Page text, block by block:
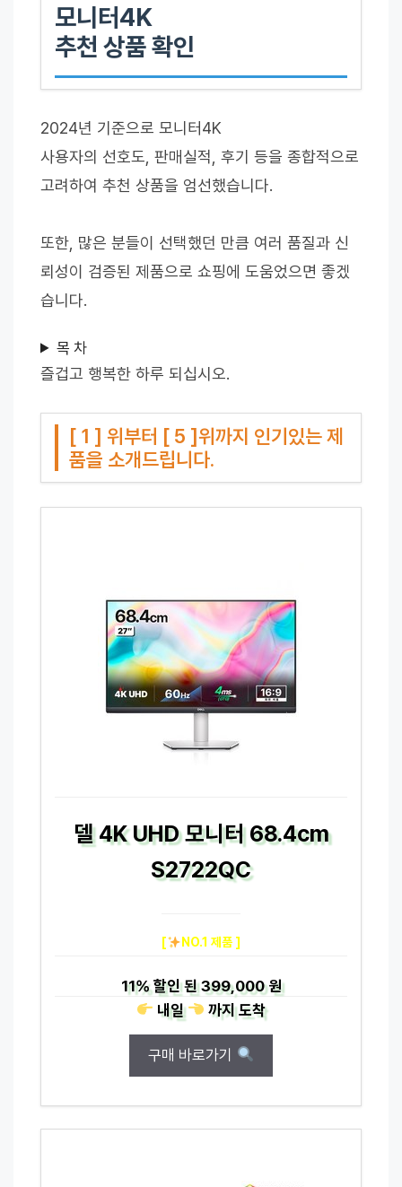
모니터4K
추천 상품 확인
2024년 기준으로 모니터4K
사용자의 선호도, 판매실적, 후기 등을 종합적으로
고려하여 추천 상품을 엄선했습니다.
또한, 많은 분들이 선택했던 만큼 여러 품질과 신
뢰성이 검증된 제품으로 쇼핑에 도움었으면 좋겠
습니다.
목 차
즐겁고 행복한 하루 되십시오.
[ 1 ] 위부터 [ 5 ]위까지 인기있는 제
품을 소개드립니다.
델 4K UHD 모니터 68.4cm
S2722QC
[ NO.1 제품 ]
11%할인 된399,000 원
내일
까지도착
구매 바로가기